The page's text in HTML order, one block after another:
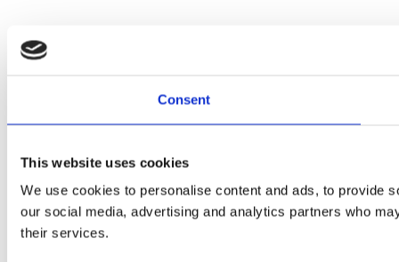
Consent
This website uses cookies
We use cookies to personalise content and ads, to provide
our social media, advertising and analytics partners who
their services.